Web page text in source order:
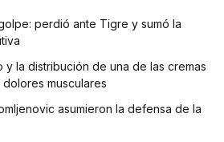
perdió ante Tigre y sumó la
y la distribución de una de las cremas
musculares
asumieron la defensa de la